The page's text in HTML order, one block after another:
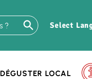
Select
DÉGUSTER LOCAL